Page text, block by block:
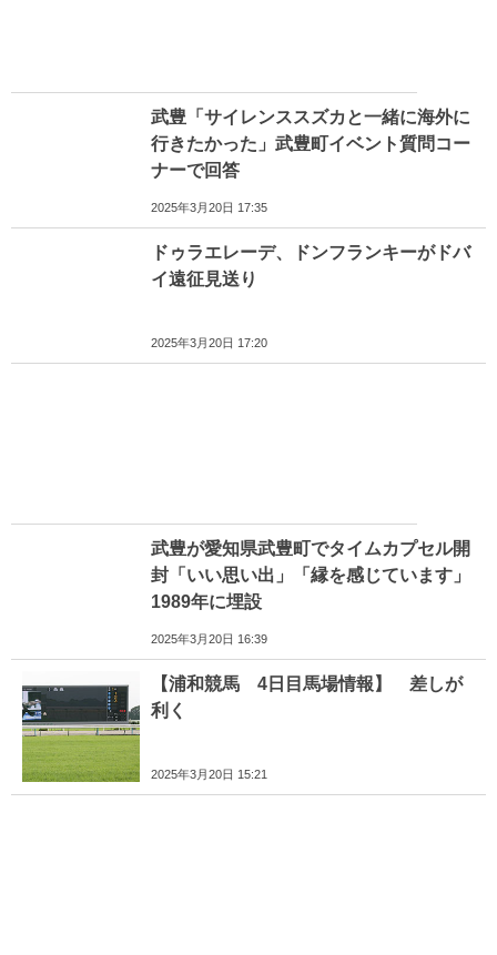
武豊「サイレンススズカと一緒に海外に
行きたかった」武豊町イベント質問コー
ナーで回答
2025年3月20日 17:35
ドゥラエレーデ、ドンフランキーがドバ
イ遠征見送り
2025年3月20日 17:20
武豊が愛知県武豊町でタイムカプセル開
封「いい思い出」「縁を感じています」
1989年に埋設
2025年3月20日 16:39
【浦和競馬 4日目馬場情報】 差しが
利く
2025年3月20日 15:21